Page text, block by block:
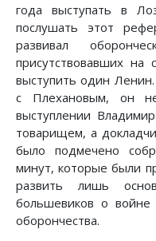
года выступать в
послушать этот
развивал
присутствовавших на
выступить один
с Плехановым, он
выступлении
товарищем, а
было подмечено
минут, которые были
развить лишь
большевиков о
оборончества.